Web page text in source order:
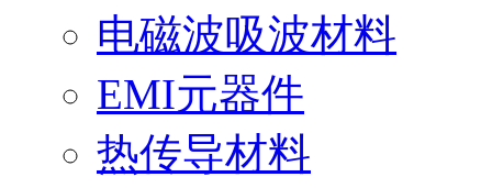
电磁波吸波材料
EMI元器件
热传导材料